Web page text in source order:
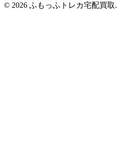
© 2026 ふもっふトレカ宅配買取.